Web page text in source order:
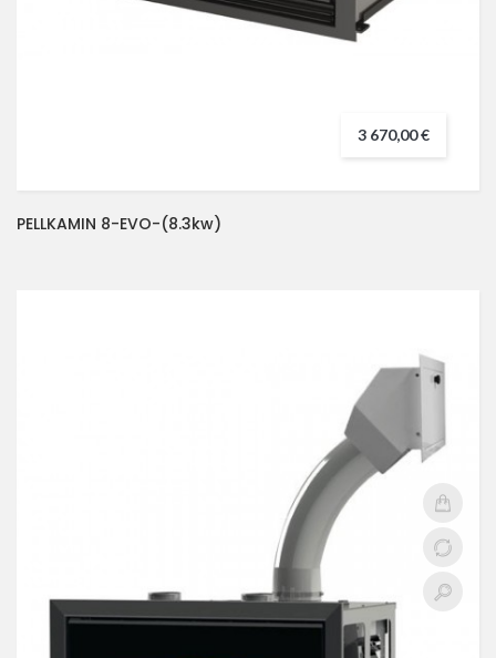
3 670,00 €
PELLKAMIN 8-EVO-(8.3kw)